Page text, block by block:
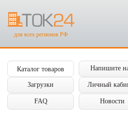
для всех регионов РФ
Каталог товаров Напишите
Загрузки Личный
FAQ Новости